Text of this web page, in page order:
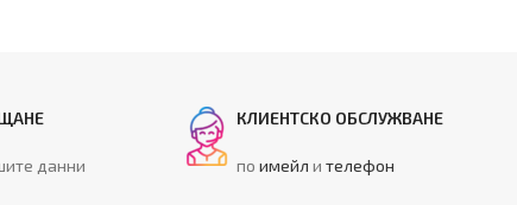
данни
КЛИЕНТСКО ОБСЛУЖВАНЕ
по имейл и телефон